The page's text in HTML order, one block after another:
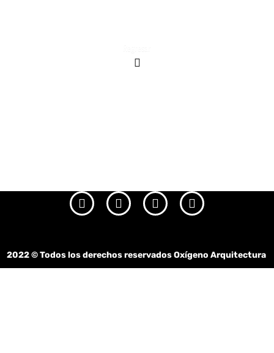
2022© Todos los derechos reservados Oxígeno Arquitectura